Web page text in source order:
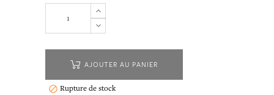
AJOUTER AU PANIER
 Rupture de stock